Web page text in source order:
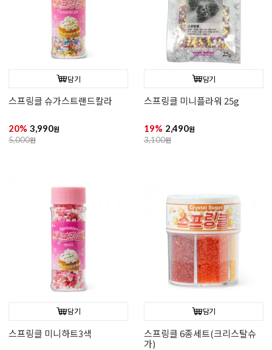
담기
스프링클 슈가스트랜드칼라
20% 3,990원
5,000원
담기
스프링클 미니플라워 25g
19% 2,490원
3,100원
담기
스프링클 미니하트3색
담기
스프링클 6종세트(크리스탈슈
가)